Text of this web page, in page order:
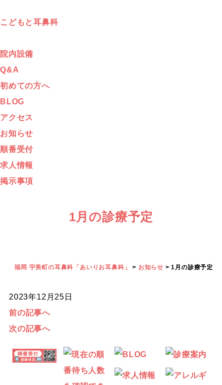
こどもと耳鼻科
院内設備
Q&A
初めての方へ
BLOG
アクセス
お知らせ
順番受付
求人情報
掲示事項
1月の診療予定
福岡 宇美町の耳鼻科「あいりお耳鼻科」 > お知らせ >1月の診療予定
2023年12月25日
前の記事へ
次の記事へ